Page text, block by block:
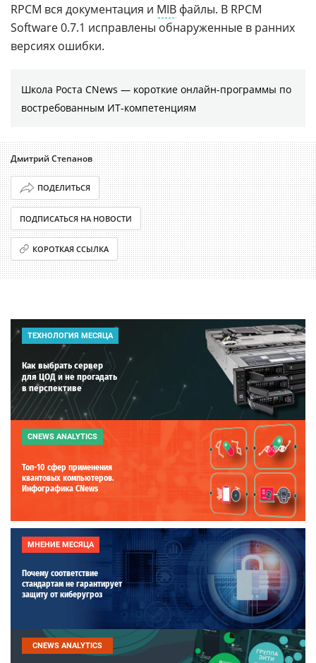
RPCM вся документация и MIB файлы. В RPCM
Software 0.7.1 исправлены обнаруженные в ранних
версиях ошибки.
Школа Роста CNews — короткие онлайн-программы по
востребованным ИТ-компетенциям
Дмитрий Степанов
ПОДЕЛИТЬСЯ
ПОДПИСАТЬСЯ НА НОВОСТИ
КОРОТКАЯ ССЫЛКА
ТЕХНОЛОГИЯ МЕСЯЦА
Как выбрать сервер
для ЦОД и не прогадать
в перспективе
CNEWS ANALYTICS
Топ-10 сфер применения
квантовых компьютеров.
Инфографика CNews
МНЕНИЕ МЕСЯЦА
Почему соответствие
стандартам не гарантирует
защиту от киберугроз
CNEWS ANALYTICS